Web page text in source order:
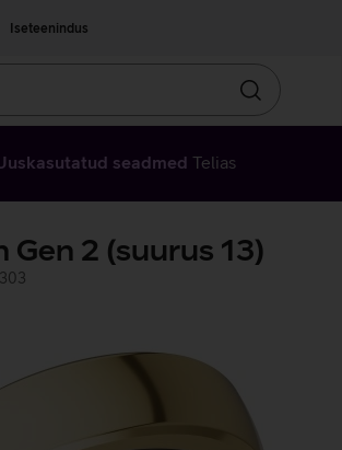
Iseteenindus
Otsin
seadmed Telias
Gen 2 (suurus 13)